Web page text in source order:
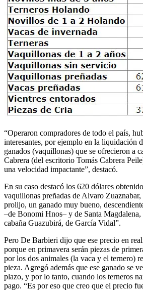
“Operaron compradores de todo el país,
interesantes, por ejemplo en la liquidación
ganados (vaquillonas) que se ofrecieron a
Cabrera (del escritorio Tomás Cabrera
una velocidad impactante”, destacó.
En su caso destacó los 620 dólares
vaquillonas preñadas de Alvaro
prolijo, un ganado muy bueno,
–de Bonomi Hnos– y de Santa
cabaña Guazubirá, de García Vidal”.
Pero De Barbieri dijo que ese precio en
porque en primavera serán piezas de
por los dos animales (la vaca y el ternero)
pieza. Agregó además que ese ganado se
plazo, y por lo tanto, cuando los terneros
pago. “Es por eso que creo que el precio